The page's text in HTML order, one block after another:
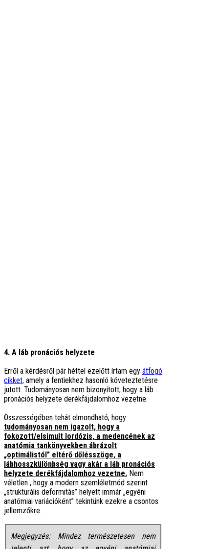
4. A láb pronációs helyzete
Erről a kérdésről pár héttel ezelőtt írtam egy átfogó
cikket, amely a fentiekhez hasonló követeztetésre
jutott. Tudományosan nem bizonyított, hogy a láb
pronációs helyzete derékfájdalomhoz vezetne.
Összességében tehát elmondható, hogy
tudományosan nem igazolt, hogy a
fokozott/elsimult lordózis, a medencének az
anatómia tankönyvekben ábrázolt
„optimálistól” eltérő dőlésszöge, a
lábhosszkülönbség vagy akár a láb pronációs
helyzete derékfájdalomhoz vezetne. Nem
véletlen , hogy a modern szemléletmód szerint
„strukturális deformitás” helyett immár „egyéni
anatómiai variációként” tekintünk ezekre a csontos
jellemzőkre.
Megjegyzés: Mindez természetesen nem